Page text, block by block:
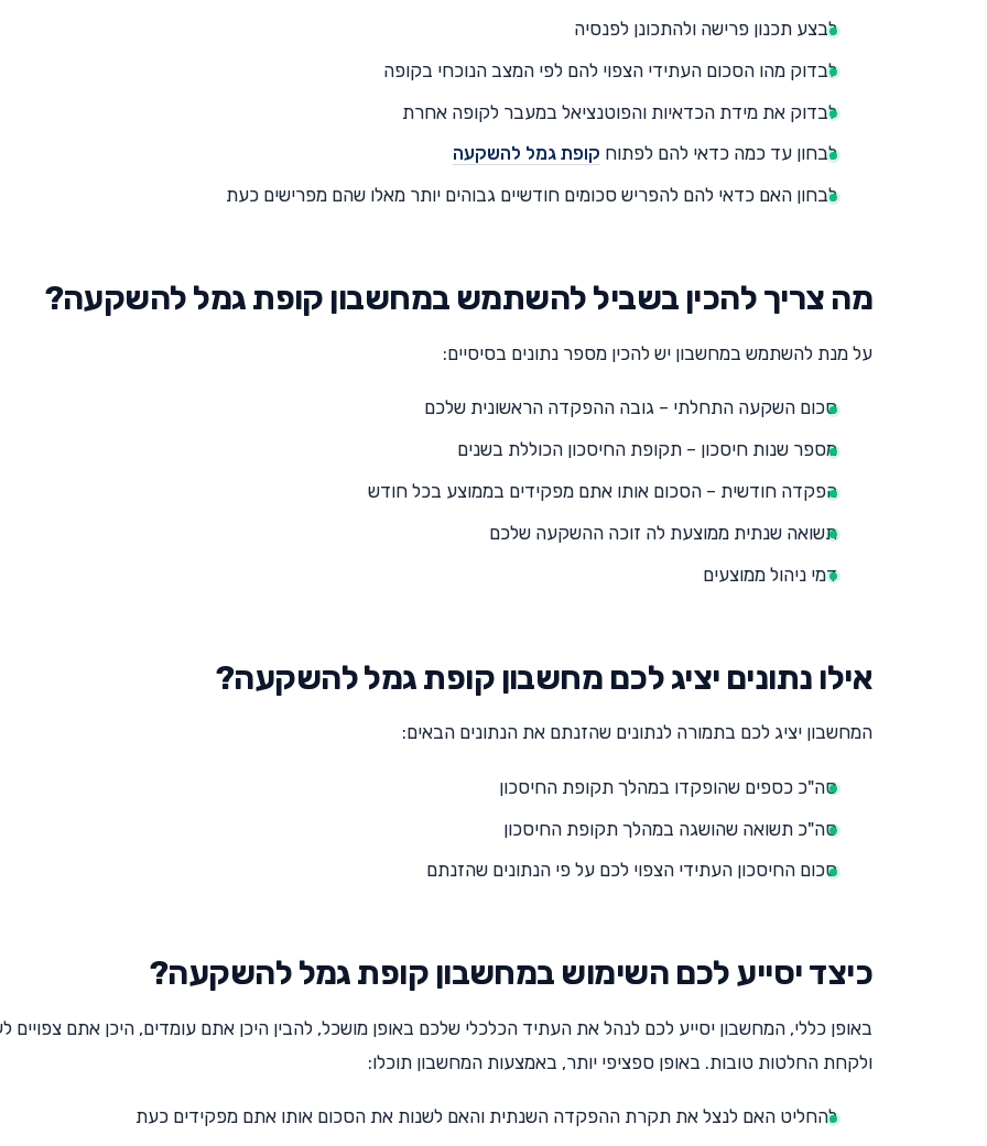
לבצע תכנון פרישה ולהתכונן לפנסיה
לבדוק מהו הסכום העתידי הצפוי להם לפי המצב הנוכחי בקופה
לבדוק את מידת הכדאיות והפוטנציאל במעבר לקופה אחרת
לבחון עד כמה כדאי להם לפתוח קופת גמל להשקעה
לבחון האם כדאי להם להפריש סכומים חודשיים גבוהים יותר מאלו שהם מפרישים כעת
מה צריך להכין בשביל להשתמש במחשבון קופת גמל להשקעה?
על מנת להשתמש במחשבון יש להכין מספר נתונים בסיסיים:
סכום השקעה התחלתי – גובה ההפקדה הראשונית שלכם
מספר שנות חיסכון – תקופת החיסכון הכוללת בשנים
הפקדה חודשית – הסכום אותו אתם מפקידים בממוצע בכל חודש
תשואה שנתית ממוצעת לה זוכה ההשקעה שלכם
דמי ניהול ממוצעים
אילו נתונים יציג לכם מחשבון קופת גמל להשקעה?
המחשבון יציג לכם בתמורה לנתונים שהזנתם את הנתונים הבאים:
סה"כ כספים שהופקדו במהלך תקופת החיסכון
סה"כ תשואה שהושגה במהלך תקופת החיסכון
סכום החיסכון העתידי הצפוי לכם על פי הנתונים שהזנתם
כיצד יסייע לכם השימוש במחשבון קופת גמל להשקעה?
באופן כללי, המחשבון יסייע לכם לנהל את העתיד הכלכלי שלכם באופן מושכל, להבין היכן אתם עומדים, היכן אתם צפויים
ולקחת החלטות טובות. באופן ספציפי יותר, באמצעות המחשבון תוכלו:
להחליט האם לנצל את תקרת ההפקדה השנתית והאם לשנות את הסכום אותו אתם מפקידים כעת